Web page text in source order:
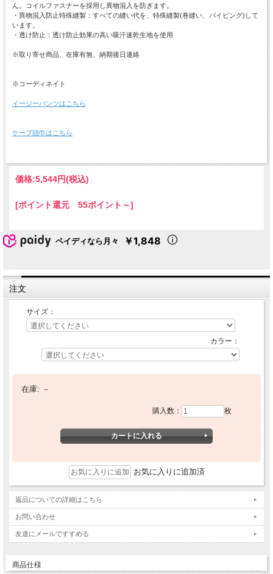
ん。コイルファスナーを採用し異物混入を防ぎます。
・異物混入防止特殊縫製：すべての縫い代を、特殊縫製(巻縫い、パイピング)して
います。
・透け防止：透け防止効果の高い吸汗速乾生地を使用
※取り寄せ商品、在庫有無、納期後日連絡
※コーディネイト
イージーパンツはこちら
ケープ頭巾はこちら
価格:5,544円(税込)
[ポイント還元 55ポイント～]
ペイディなら月々 ￥1,848
注文
サイズ：
カラー：
在庫: －
購入数： 枚
お気に入りに追加済
返品についての詳細はこちら
お問い合わせ
友達にメールですすめる
商品仕様